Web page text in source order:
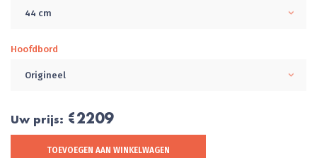
44 cm
Hoofdbord
Origineel
Uw prijs: €2209
TOEVOEGEN AAN WINKELWAGEN